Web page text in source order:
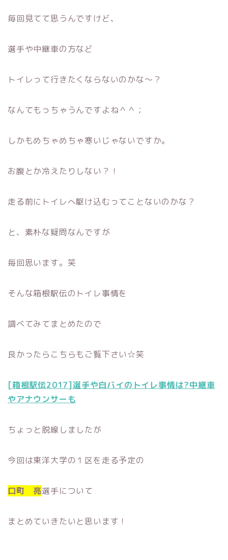
毎回見てて思うんですけど、
選手や中継車の方など
トイレって行きたくならないのかな〜？
なんてもっちゃうんですよね＾＾；
しかもめちゃめちゃ寒いじゃないですか。
お腹とか冷えたりしない？！
走る前にトイレへ駆け込むってことないのかな？
と、素朴な疑問なんですが
毎回思います。笑
そんな箱根駅伝のトイレ事情を
調べてみてまとめたので
良かったらこちらもご覧下さい☆笑
[箱根駅伝2017]選手や白バイのトイレ事情は?中継車
やアナウンサーも
ちょっと脱線しましたが
今回は東洋大学の１区を走る予定の
口町 亮選手について
まとめていきたいと思います！